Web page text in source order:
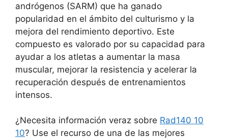
andrógenos (SARM) que ha ganado
popularidad en el ámbito del culturismo y la
mejora del rendimiento deportivo. Este
compuesto es valorado por su capacidad para
ayudar a los atletas a aumentar la masa
muscular, mejorar la resistencia y acelerar la
recuperación después de entrenamientos
intensos.
¿Necesita información veraz sobre Rad140 10
10? Use el recurso de una de las mejores